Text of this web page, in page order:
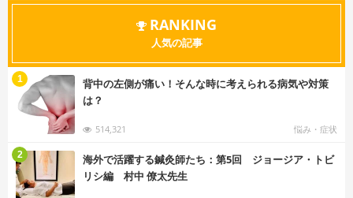
RANKING
人気の記事
背中の左側が痛い！そんな時に考えられる病気や対策
は？
514,321 悩み・症状
1
海外で活躍する鍼灸師たち：第5回 ジョージア・トビ
リシ編 村中 僚太先生
2